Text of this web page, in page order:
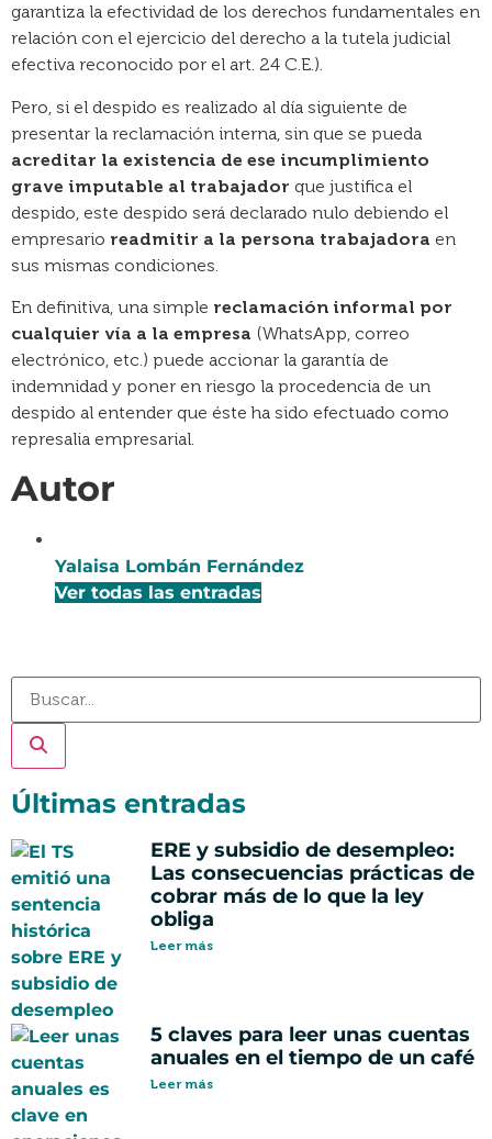
garantiza la efectividad de los derechos fundamentales en
relación con el ejercicio del derecho a la tutela judicial
efectiva reconocido por el art. 24 C.E.).
Pero, si el despido es realizado al día siguiente de
presentar la reclamación interna, sin que se pueda
acreditar la existencia de ese incumplimiento
grave imputable al trabajador que justifica el
despido, este despido será declarado nulo debiendo el
empresario readmitir a la persona trabajadora en
sus mismas condiciones.
En definitiva, una simple reclamación informal por
cualquier vía a la empresa (WhatsApp, correo
electrónico, etc.) puede accionar la garantía de
indemnidad y poner en riesgo la procedencia de un
despido al entender que éste ha sido efectuado como
represalia empresarial.
Autor
Yalaisa Lombán Fernández
Ver todas las entradas
Últimas entradas
ERE y subsidio de desempleo:
Las consecuencias prácticas de
cobrar más de lo que la ley
obliga
Leer más
5 claves para leer unas cuentas
anuales en el tiempo de un café
Leer más